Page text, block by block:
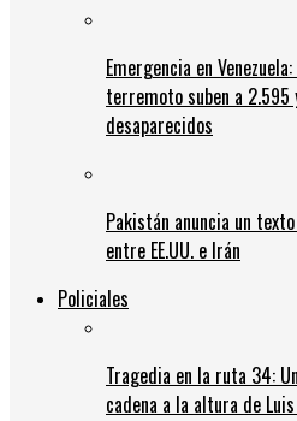
Emergencia en
terremoto suben a
desaparecidos
Pakistán anuncia un
entre EE.UU. e Irán
Policiales
Tragedia en la ruta 34:
cadena a la altura de